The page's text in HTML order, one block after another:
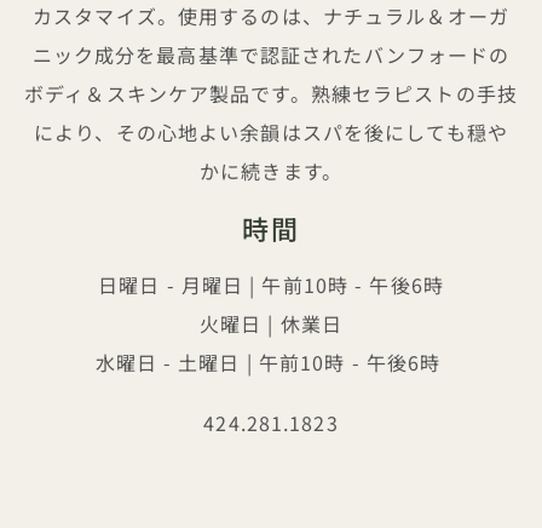
カスタマイズ。使用するのは、ナチュラル＆オーガ
ニック成分を最高基準で認証されたバンフォードの
ボディ＆スキンケア製品です。熟練セラピストの手技
により、その心地よい余韻はスパを後にしても穏や
かに続きます。
時間
日曜日 - 月曜日 | 午前10時 - 午後6時
火曜日 | 休業日
水曜日 - 土曜日 | 午前10時 - 午後6時
424.281.1823